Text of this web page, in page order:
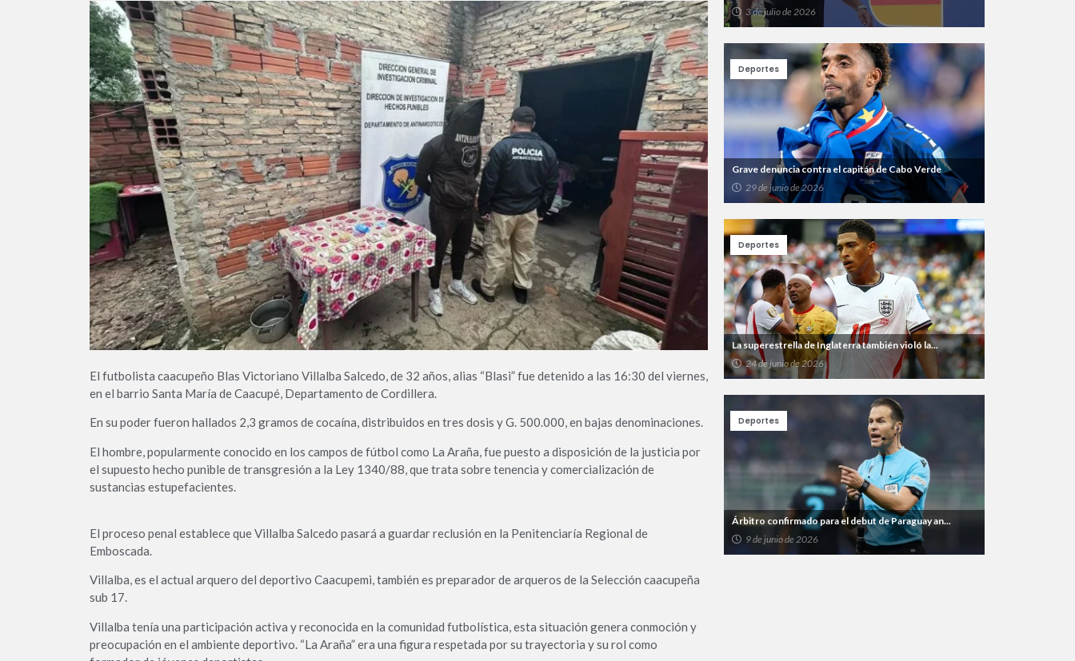
El futbolista caacupeño Blas Victoriano Villalba Salcedo, de 32 años, alias “Blasi” fue detenido a las 16:30 del viernes,
en el barrio Santa María de Caacupé, Departamento de Cordillera.
En su poder fueron hallados 2,3 gramos de cocaína, distribuidos en tres dosis y G. 500.000, en bajas denominaciones.
El hombre, popularmente conocido en los campos de fútbol como La Araña, fue puesto a disposición de la justicia por
el supuesto hecho punible de transgresión a la Ley 1340/88, que trata sobre tenencia y comercialización de
sustancias estupefacientes.
El proceso penal establece que Villalba Salcedo pasará a guardar reclusión en la Penitenciaría Regional de
Emboscada.
Villalba, es el actual arquero del deportivo Caacupemi, también es preparador de arqueros de la Selección caacupeña
sub 17.
Villalba tenía una participación activa y reconocida en la comunidad futbolística, esta situación genera conmoción y
preocupación en el ambiente deportivo. “La Araña” era una figura respetada por su trayectoria y su rol como
3 de julio de 2026
Grave denuncia contra el capitán de Cabo Verde
29 de junio de 2026
Deportes
La superestrella de Inglaterra también violó la...
24 de junio de 2026
Deportes
Árbitro confirmado para el debut de Paraguay an...
9 de junio de 2026
Deportes